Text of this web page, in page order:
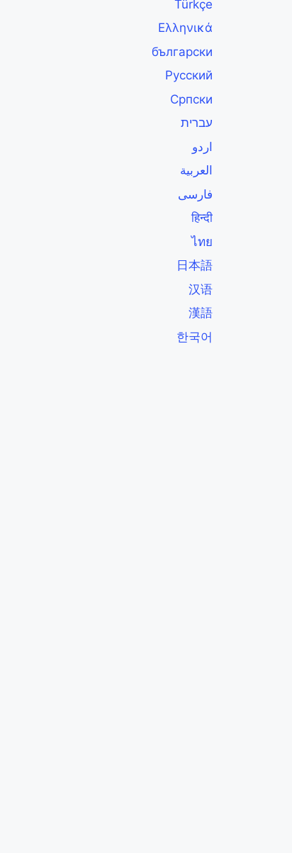
Türkçe
Ελληνικά
български
Русский
Српски
עברית
اردو
العربية
فارسی
हिन्दी
ไทย
日本語
汉语
漢語
한국어